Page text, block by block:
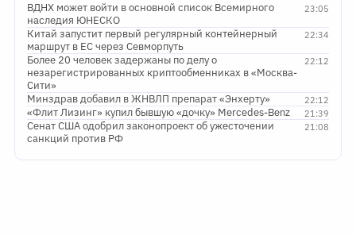
23:05
ВДНХ может войти в основной список Всемирного
наследия ЮНЕСКО
22:34
Китай запустит первый регулярный контейнерный
маршрут в ЕС через Севморпуть
22:12
Более 20 человек задержаны по делу о
незарегистрированных криптообменниках в «Москва-
Сити»
22:12
Минздрав добавил в ЖНВЛП препарат «Энхерту»
21:39
«Флит Лизинг» купил бывшую «дочку» Mercedes-Benz
21:08
Сенат США одобрил законопроект об ужесточении
санкций против РФ